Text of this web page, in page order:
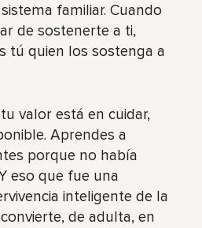
familiar. Cuando
de sostenerte a ti,
tú quien los sostenga a
valor está en cuidar,
Aprendes a
porque no había
eso que fue una
inteligente de la
de adulta, en